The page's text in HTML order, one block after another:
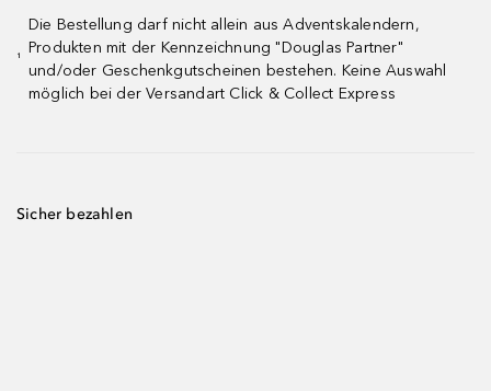
¹
Die Bestellung darf nicht allein aus Adventskalendern,
Produkten mit der Kennzeichnung "Douglas Partner"
und/oder Geschenkgutscheinen bestehen. Keine Auswahl
möglich bei der Versandart Click & Collect Express
Sicher bezahlen